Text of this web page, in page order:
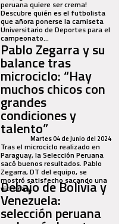
peruana quiere ser crema!
Descubre quién es el futbolista
que añora ponerse la camiseta
Universitario de Deportes para el
campeonato...
Pablo Zegarra y su
balance tras
microciclo: “Hay
muchos chicos con
grandes
condiciones y
talento”Martes 04 de Junio del 2024
Tras el microciclo realizado en
Paraguay, la Selección Peruana
sacó buenos resultados. Pablo
Zegarra, DT del equipo, se
mostró satisfecho sacando una
victoria y...
Debajo de Bolivia y
Venezuela:
selección peruana